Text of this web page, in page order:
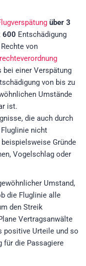
über 3
600 Entschädigung
von
bei einer Verspätung
von bis zu
Umstände
ist.
die auch durch
nicht
Gründe
Vogelschlag oder
Umstand,
die Fluglinie alle
den Streik
Vertragsanwälte
positive Urteile und so
für die Passagiere